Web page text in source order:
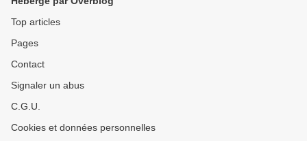
Top articles
Pages
Contact
Signaler un abus
C.G.U.
Cookies et données personnelles